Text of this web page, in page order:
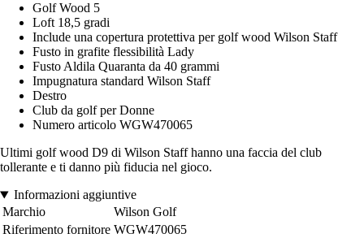
Golf Wood 5
Loft 18,5 gradi
Include una copertura protettiva per golf wood Wilson Staff
Fusto in grafite flessibilità Lady
Fusto Aldila Quaranta da 40 grammi
Impugnatura standard Wilson Staff
Destro
Club da golf per Donne
Numero articolo WGW470065
Ultimi golf wood D9 di Wilson Staff hanno una faccia del club
tollerante e ti danno più fiducia nel gioco.
Informazioni aggiuntive
Marchio
Wilson Golf
Riferimento fornitore WGW470065